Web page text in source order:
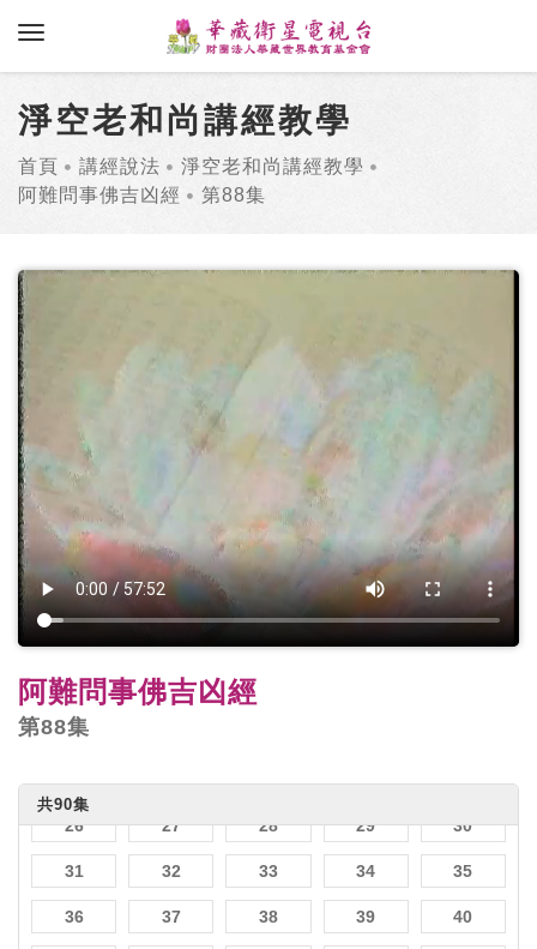
toggle navigation
淨空老和尚講經教學
首頁 講經說法
淨空老和尚講經教學
阿難問事佛吉凶經
第88集
阿難問事佛吉凶經
第88集
共90集
1 2 4 5
6 7 8 9 10
11 12
16
21 22 23 24 25
26 27 28 29 30
31 32 33 34 35
36 37 38 39 40